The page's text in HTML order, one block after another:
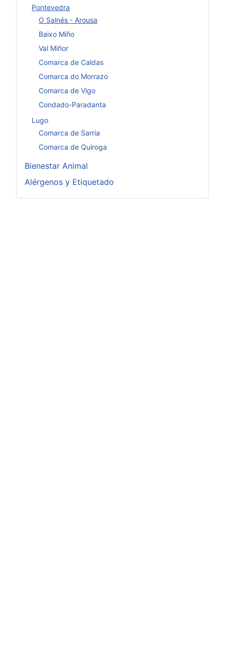
Pontevedra
O Salnés - Arousa
Baixo Miño
Val Miñor
Comarca de Caldas
Comarca do Morrazo
Comarca de Vigo
Condado-Paradanta
Lugo
Comarca de Sarria
Comarca de Quiroga
Bienestar Animal
Alérgenos y Etiquetado